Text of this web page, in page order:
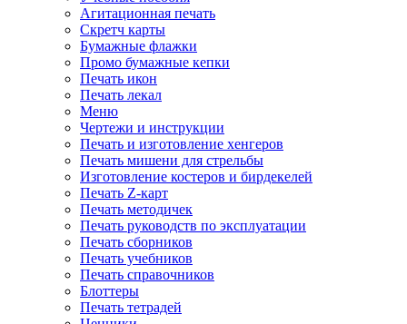
Агитационная печать
Скретч карты
Бумажные флажки
Промо бумажные кепки
Печать икон
Печать лекал
Меню
Чертежи и инструкции
Печать и изготовление хенгеров
Печать мишени для стрельбы
Изготовление костеров и бирдекелей
Печать Z-карт
Печать методичек
Печать руководств по эксплуатации
Печать сборников
Печать учебников
Печать справочников
Блоттеры
Печать тетрадей